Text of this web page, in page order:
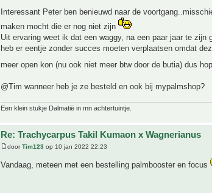
Interessant Peter ben benieuwd naar de
maken mocht die er nog niet zijn
Uit ervaring weet ik dat een waggy, na een paar jaar te
heb er eentje zonder succes moeten verplaatsen omdat
meer open kon (nu ook niet meer btw door de butia) dus
@Tim wanneer heb je ze besteld en ook bij mypalmshop?
Een klein stukje Dalmatië in mn achtertuintje.
Re: Trachycarpus Takil Kumaon x Wagnerianus
doorTim123 op 10 jan 2022 22:23
Vandaag, meteen met een bestelling palmbooster en focus